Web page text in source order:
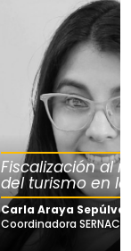
Fiscalización al
del turismo en
Carla Araya
Coordinadora SERNAC